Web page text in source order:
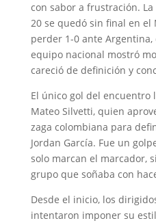
con sabor a frustración.
20 se quedó sin final en
perder 1-0 ante
equipo nacional mostró
careció de definición y
El único gol del encuentro
Mateo Silvetti, quien
zaga colombiana para
Jordan García. Fue un
solo marcan el marcador,
grupo que soñaba con
Desde el inicio, los
intentaron imponer su